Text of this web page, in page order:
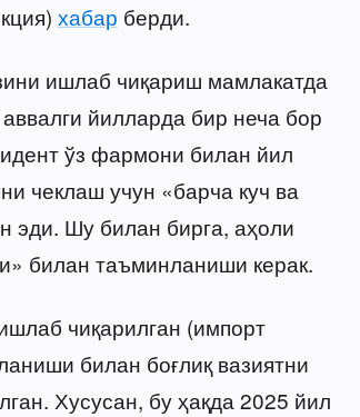
хабар берди.
ишлаб чиқариш мамлакатда
йилларда бир неча бор
ўз фармони билан йил
чеклаш учун «барча куч ва
эди. Шу билан бирга, аҳоли
билан таъминланиши керак.
чиқарилган (импорт
билан боғлиқ вазиятни
Хусусан, бу ҳақда 2025 йил